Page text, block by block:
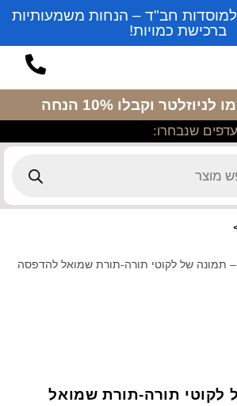
למוסדות חב"ד – הנחות משמעותיות
ברכישת כמויות!
לניוזלטר וקבלו 10% הנחה
שנבחרו:
647 – תמונה של לקוטי תורה-תורת שמואל להדפסה
לקוטי תורה-תורת שמואל